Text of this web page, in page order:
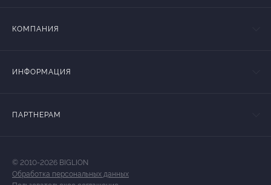
КОМПАНИЯ
ИНФОРМАЦИЯ
ПАРТНЕРАМ
© 2010-2026 BIGLION
Обработка персональных данных